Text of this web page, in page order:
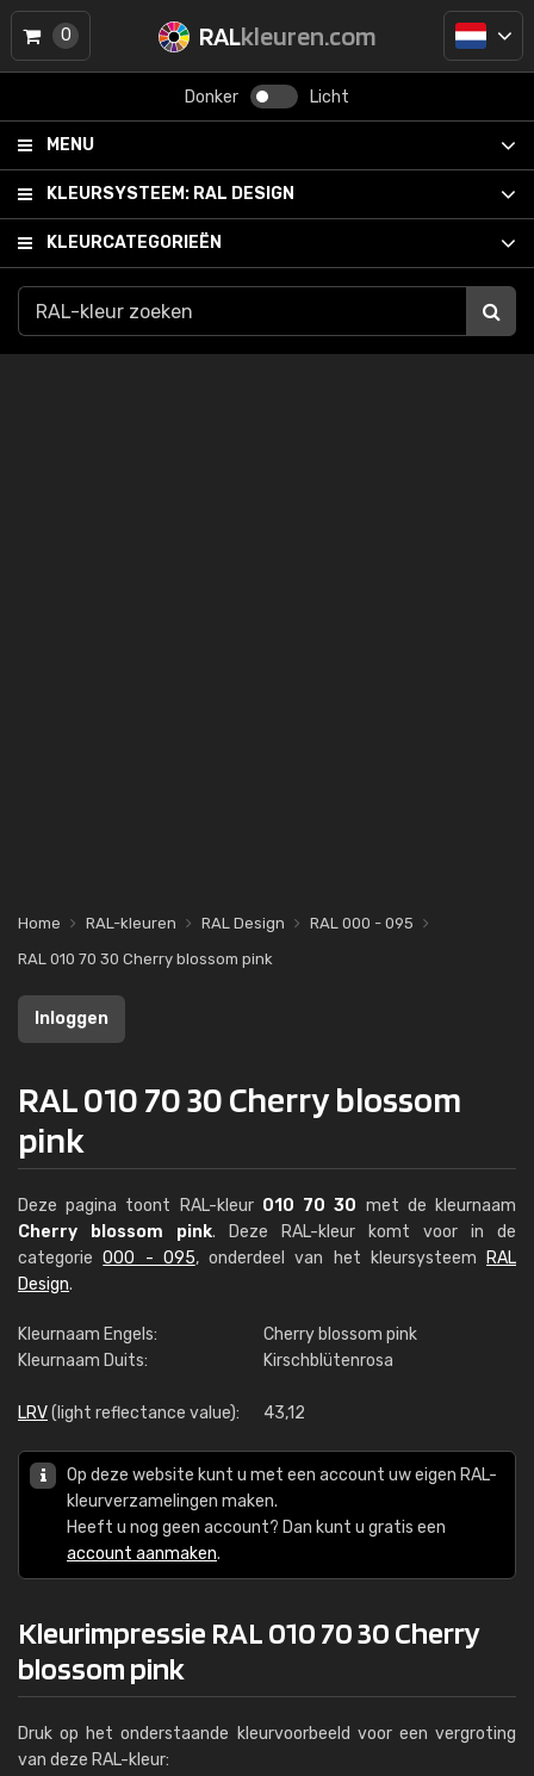
RALkleuren.com
Donker Licht
MENU
KLEURSYSTEEM: RAL DESIGN
KLEURCATEGORIEËN
0
Home RAL-kleuren RAL Design
RAL 000 - 095
RAL 010 70 30 Cherry blossom pink
Inloggen
RAL 010 70 30 Cherry blossom
pink
Deze pagina toont RAL-kleur 010 70 30 met de kleurnaam
Cherry blossom pink. Deze RAL-kleur komt voor in de
categorie000 - 095, onderdeel van het kleursysteem
RAL
Design.
Kleurnaam Engels:
Cherry blossom pink
Kleurnaam Duits:
Kirschblütenrosa
LRV(light reflectance value): 43,12
Op deze website kunt u met een account uw eigen RAL-
kleurverzamelingen maken.
Heeft u nog geen account? Dan kunt u gratis een
account aanmaken.
Kleurimpressie RAL 010 70 30 Cherry
blossom pink
Druk op het onderstaande kleurvoorbeeld voor een vergroting
van deze RAL-kleur: